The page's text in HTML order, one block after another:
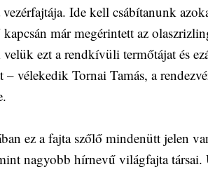
Ide kell csábítanunk
már megérintett az
velük ezt a rendkívüli termőtájat és
– vélekedik Tornai Tamás, a
ez a fajta szőlő mindenütt jelen
nagyobb hírnevű világfajta társai.